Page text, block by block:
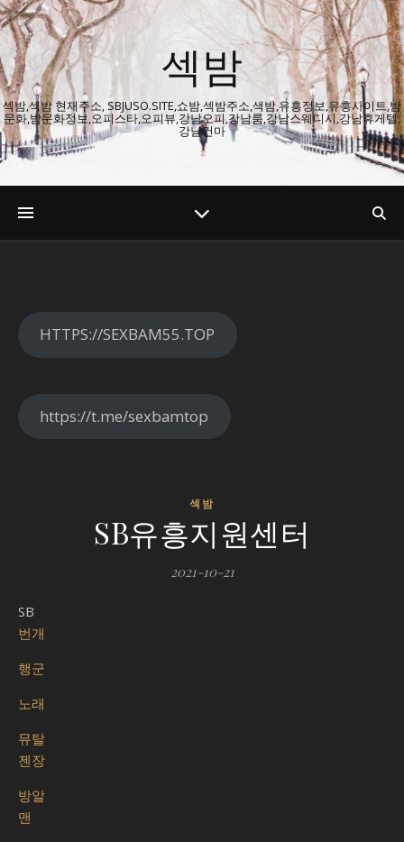
섹밤
섹밤,섹밤 현재주소, SBJUSO.SITE,쇼밤,섹밤주소,색밤,유흥정보,유흥사이트,밤
문화,밤문화정보,오피스타,오피뷰,강남오피,강남룸,강남스웨디시,강남휴게텔,
강남건마
HTTPS://SEXBAM55.TOP
https://t.me/sexbamtop
섹밤
SB유흥지원센터
2021-10-21
SB
번개
행군
노래
뮤탈
젠장
방알
맨